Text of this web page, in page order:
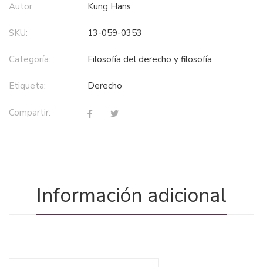
Autor: Kung Hans
SKU: 13-059-0353
Categoría: filosofía del derecho y filosofía
Etiqueta: derecho
Compartir:
Información adicional